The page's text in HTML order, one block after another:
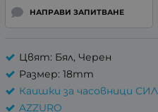
НАПРАВИ ЗАПИТВАНЕ
Цвят: Бял, Черен
Размер: 18mm
Каишки за часовници
AZZURO